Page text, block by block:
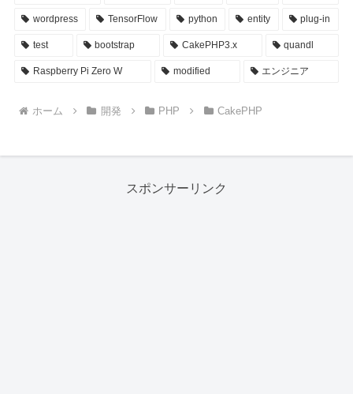
wordpress TensorFlow python entity plug-in
test bootstrap CakePHP3.x quandl
Raspberry Pi Zero W modified エンジニア
ホーム 開発 PHP CakePHP
スポンサーリンク